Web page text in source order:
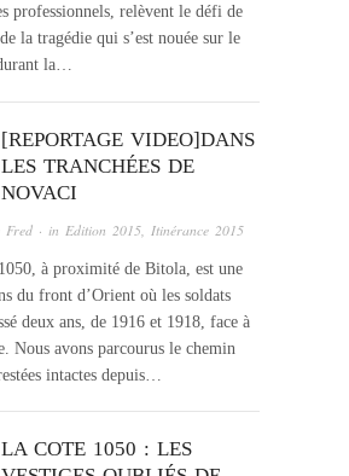
professionnels, relèvent le défi de
la tragédie qui s’est nouée sur le
la…
[REPORTAGE VIDEO]DANS
LES TRANCHÉES DE
NOVACI
Fred · in Edition 2015 Itinérance 2015
à proximité de Bitola, est une
du front d’Orient où les soldats
deux ans, de 1916 et 1918, face à
Nous avons parcourus le chemin
intactes depuis…
LA COTE 1050 : LES